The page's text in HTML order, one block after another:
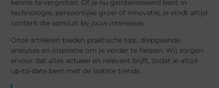
kennis te vergroten. Of je nu geïnteresseerd bent in
technologie, persoonlijke groei of innovatie, je vindt altijd
content die aansluit bij jouw interesses.
Onze artikelen bieden praktische tips, diepgaande
analyses en inspiratie om je verder te helpen. Wij zorgen
ervoor dat alles actueel en relevant blijft, zodat je altijd
up-to-date bent met de laatste trends.